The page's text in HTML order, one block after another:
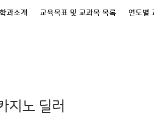
학과소개 교육목표 및 교과목 목록 연도별
지노 딜러